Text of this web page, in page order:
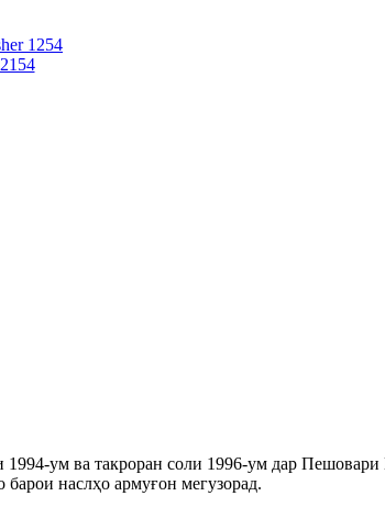
ум ва такроран соли 1996-ум дар Пешовари
наслҳо армуғон мегузорад.